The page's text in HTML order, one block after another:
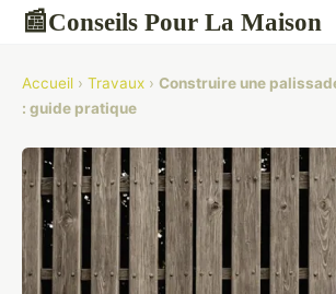
📰Conseils Pour La Maison
Accueil › Travaux › Construire une
: guide pratique